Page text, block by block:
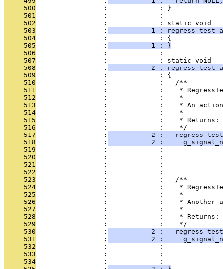
     500
                 :             : }
     501
                 :             :
     502
                 :             : static void
     503
                 :
1 :
     504
                 :             : {
     505
                 :
           1 : }
     506
                 :             :
     507
                 :             : static void
     508
                 :
2 :
     509
                 :             : {
     510
                 :             :   /**
     511
:             :    *
     512
                 :             :    *
     513
:             :    * An
     514
                 :             :    *
     515
:             :    *
     516
                 :             :    */
     517
                 :
2 :
     518
                 :
2 :
     519
:             :
     520
:             :
     521
:             :
     522
                 :             :
     523
                 :             :   /**
     524
:             :    *
     525
                 :             :    *
     526
:             :    * Another
     527
                 :             :    *
     528
:             :    *
     529
                 :             :    */
     530
                 :
2 :
     531
                 :
2 :
     532
:             :
     533
:             :
     534
:             :